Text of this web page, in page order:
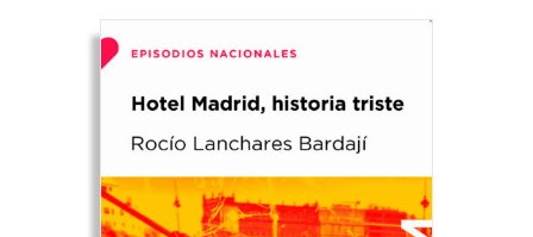
últimos